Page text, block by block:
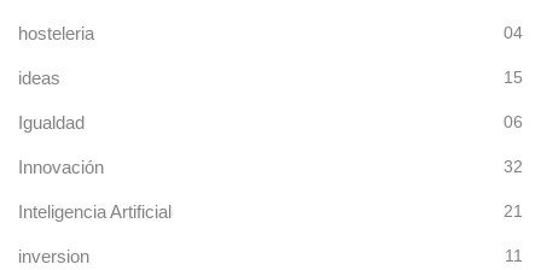
hosteleria 04
ideas 15
Igualdad 06
Innovación 32
Inteligencia Artificial 21
inversion 11